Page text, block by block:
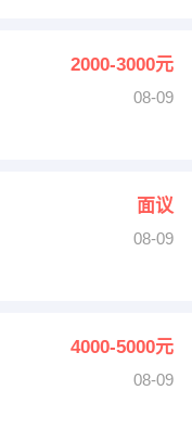
2000-3000元
08-09
面议
08-09
4000-5000元
08-09